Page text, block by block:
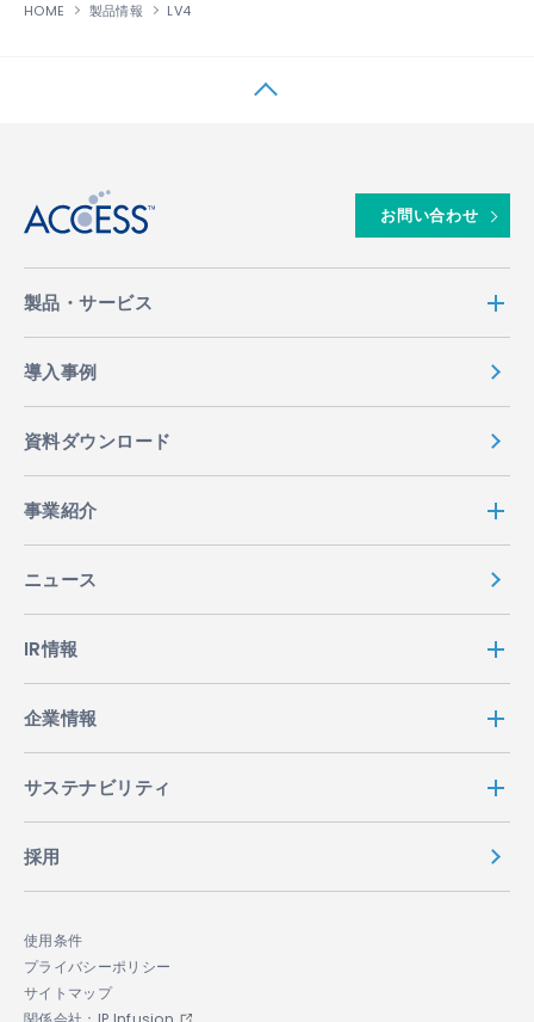
HOME 製品情報 LV4
お問い合わせ
製品・サービス
導入事例
資料ダウンロード
事業紹介
ニュース
IR情報
企業情報
サステナビリティ
採用
使用条件
プライバシーポリシー
サイトマップ